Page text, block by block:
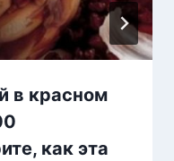
в красном
как эта